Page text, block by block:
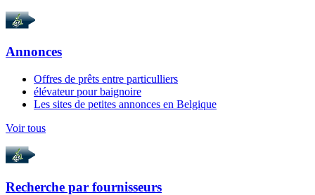
Annonces
Offres de prêts entre particulliers
élévateur pour baignoire
Les sites de petites annonces en Belgique
Voir tous
Recherche par fournisseurs